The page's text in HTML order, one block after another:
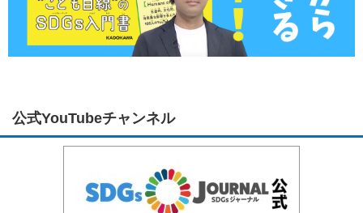
公式YouTubeチャンネル